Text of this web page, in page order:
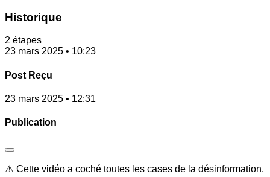
Historique
2 étapes
23 mars 2025 • 10:23
Post Reçu
23 mars 2025 • 12:31
Publication
⚠️ Cette vidéo a coché toutes les cases de la désinformation,